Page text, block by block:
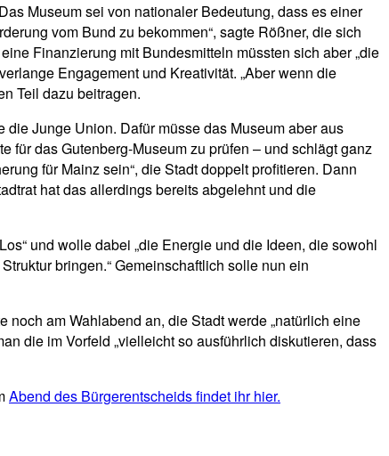
Museum sei von nationaler Bedeutung, dass es einer
vom Bund zu bekommen“, sagte Rößner, die sich
Finanzierung mit Bundesmitteln müssten sich aber „die
Engagement und Kreativität. „Aber wenn die
Teil dazu beitragen.
Junge Union. Dafür müsse das Museum aber aus
für das Gutenberg-Museum zu prüfen – und schlägt ganz
für Mainz sein“, die Stadt doppelt profitieren. Dann
hat das allerdings bereits abgelehnt und die
und wolle dabei „die Energie und die Ideen, die sowohl
bringen.“ Gemeinschaftlich solle nun ein
am Wahlabend an, die Stadt werde „natürlich eine
die im Vorfeld „vielleicht so ausführlich diskutieren, dass
Abend des Bürgerentscheids findet ihr hier.